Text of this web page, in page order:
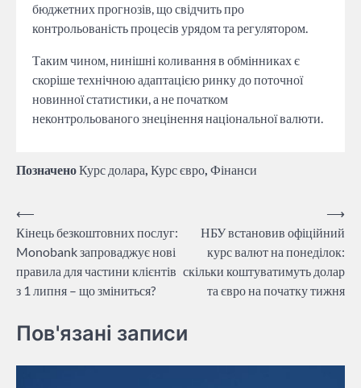
бюджетних прогнозів, що свідчить про
контрольованість процесів урядом та регулятором.
Таким чином, нинішні коливання в обмінниках є
скоріше технічною адаптацією ринку до поточної
новинної статистики, а не початком
неконтрольованого знецінення національної валюти.
ПозначеноКурс долара, Курс євро, Фінанси
Навігація
записів
⟵
Кінець безкоштовних послуг:
Monobank запроваджує нові
правила для частини клієнтів
з 1 липня – що зміниться?
НБУ встановив офіційний
курс валют на понеділок:
скільки коштуватимуть долар
та євро на початку тижня
⟶
Пов'язані записи